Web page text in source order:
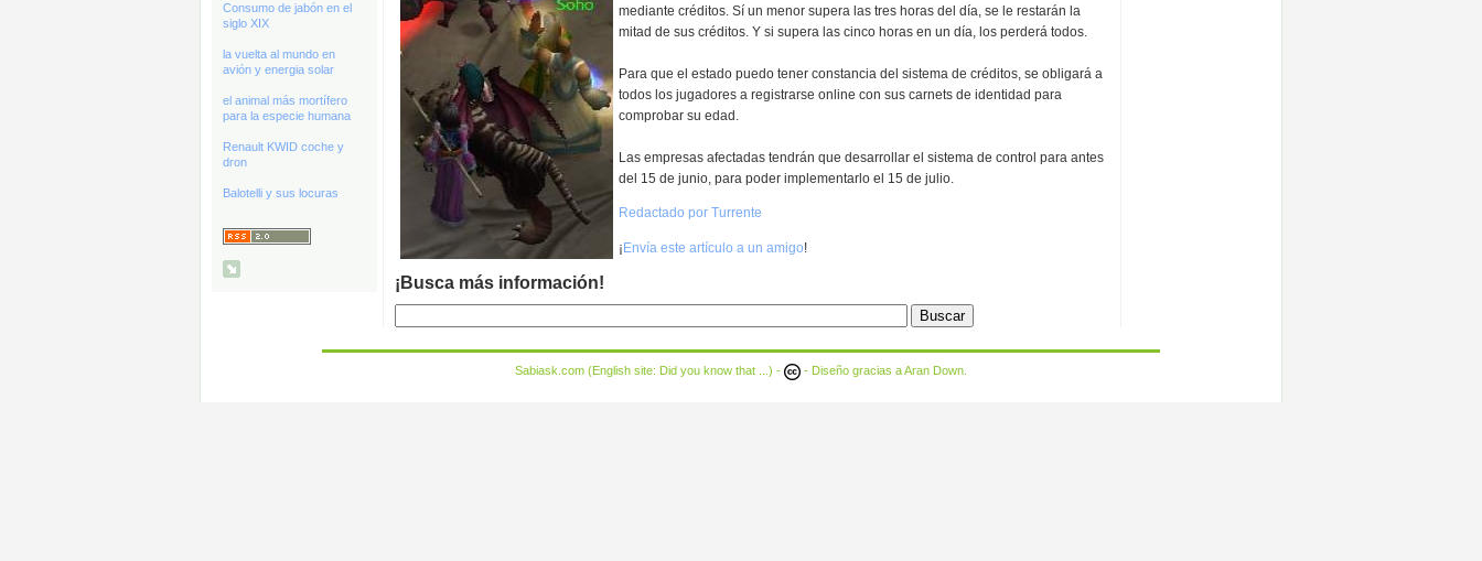
Consumo de jabón en el
siglo XIX
la vuelta al mundo en
avión y energia solar
el animal más mortífero
para la especie humana
Renault KWID coche y
dron
Balotelli y sus locuras
mediante créditos. Sí un menor supera las tres horas del día, se le restarán la
mitad de sus créditos. Y si supera las cinco horas en un día, los perderá todos.
Para que el estado puedo tener constancia del sistema de créditos, se obligará a
todos los jugadores a registrarse online con sus carnets de identidad para
comprobar su edad.
Las empresas afectadas tendrán que desarrollar el sistema de control para antes
del 15 de junio, para poder implementarlo el 15 de julio.
Redactado por Turrente
¡Envía este artículo a un amigo!
¡Busca más información!
Sabiask.com (English site: Did you know that ... ) - - Diseño gracias aAran Down